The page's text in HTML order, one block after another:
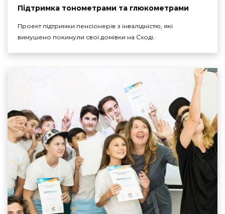
Підтримка тонометрами та глюкометрами
Проект підтримки пенсіонерів з інвалідністю, які
вимушено покинули свої домівки на Сході.